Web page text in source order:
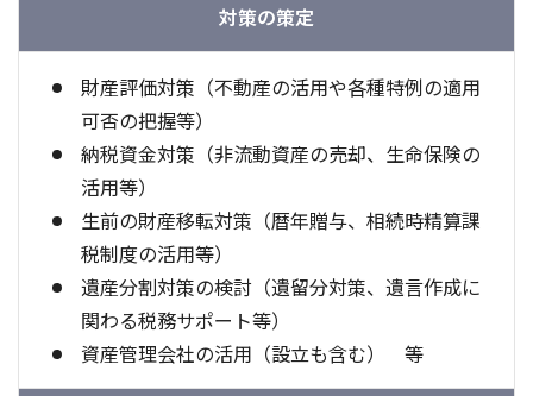
対策の策定
財産評価対策（不動産の活用や各種特例の適用
可否の把握等）
納税資金対策（非流動資産の売却、生命保険の
活用等）
生前の財産移転対策（暦年贈与、相続時精算課
税制度の活用等）
遺産分割対策の検討（遺留分対策、遺言作成に
関わる税務サポート等）
資産管理会社の活用（設立も含む） 等